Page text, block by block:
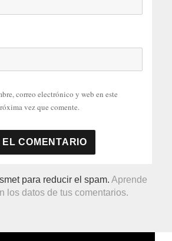
correo electrónico y web en este
vez que comente.
para reducir el spam.Aprende
los datos de tus comentarios.